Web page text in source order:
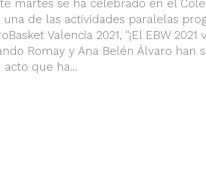
martes se ha celebrado en el
una de las actividades paralelas
Valencia 2021, "¡El EBW 2021
Romay y Ana Belén Álvaro han
que ha...